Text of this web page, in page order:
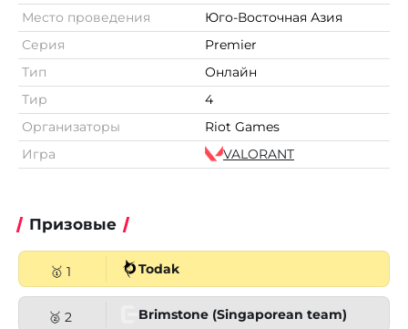
Место проведения
Юго-Восточная Азия
Серия
Premier
Тип
Онлайн
Тир
4
Организаторы
Riot Games
Игра
VALORANT
Призовые
🥇 1 Todak
🥈 2 Brimstone (Singaporean team)